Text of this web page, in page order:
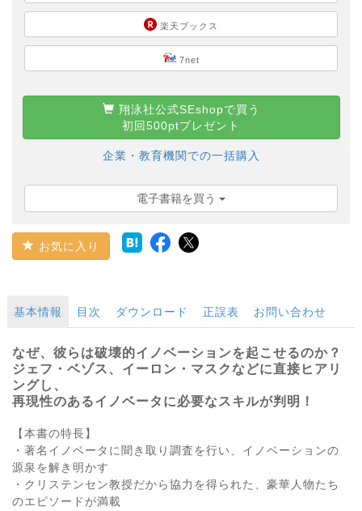
楽天ブックス
7net
翔泳社公式SEshopで買う
初回500ptプレゼント
企業・教育機関での一括購入
電子書籍を買う
お気に入り
基本情報 目次 ダウンロード 正誤表 お問い合わせ
なぜ、彼らは破壊的イノベーションを起こせるのか？
ジェフ・ベゾス、イーロン・マスクなどに直接ヒアリ
ングし、
再現性のあるイノベータに必要なスキルが判明！
【本書の特長】
・著名イノベータに聞き取り調査を行い、イノベーションの
源泉を解き明かす
・クリステンセン教授だから協力を得られた、豪華人物たち
のエピソードが満載